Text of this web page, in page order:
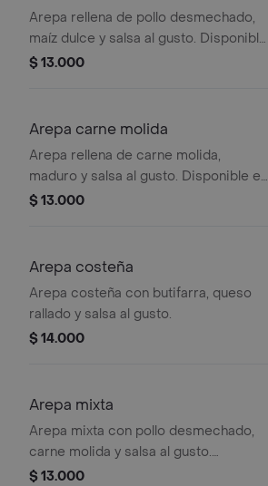
Arepa rellena de pollo desmechado,
maíz dulce y salsa al gusto. Disponible
en chocolo o maíz.
$ 13.000
Arepa carne molida
Arepa rellena de carne molida,
maduro y salsa al gusto. Disponible en
chocolo o maíz.
$ 13.000
Arepa costeña
Arepa costeña con butifarra, queso
rallado y salsa al gusto.
$ 14.000
Arepa mixta
Arepa mixta con pollo desmechado,
carne molida y salsa al gusto.
Disponible en chocolo o maíz.
$ 13.000